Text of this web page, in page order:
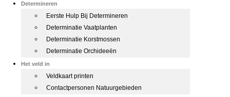
Determineren
Eerste Hulp Bij Determineren
Determinatie Vaatplanten
Determinatie Korstmossen
Determinatie Orchideeën
Het veld in
Veldkaart printen
Contactpersonen Natuurgebieden